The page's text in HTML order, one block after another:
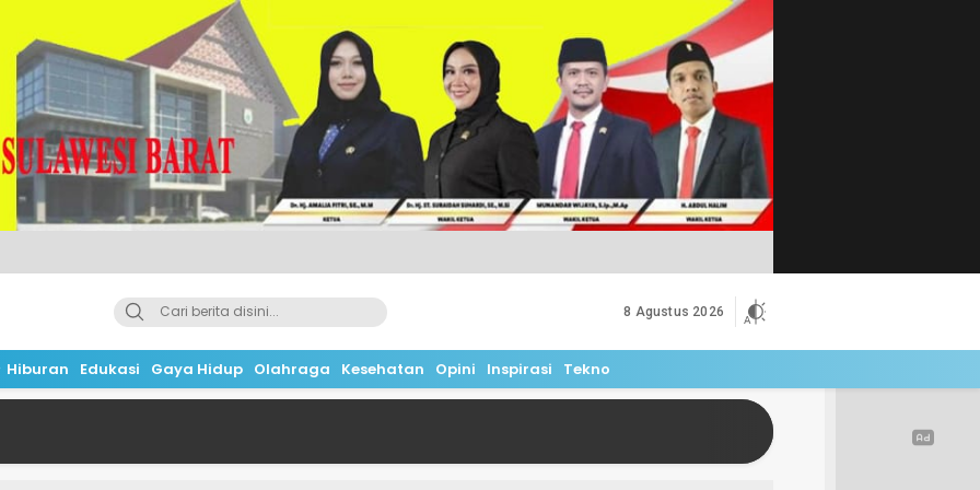
8 Agustus 2026
Hiburan Edukasi Gaya Hidup Olahraga Kesehatan Opini Inspirasi Tekno